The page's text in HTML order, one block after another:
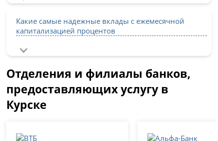
Какие самые надежные вклады с ежемесячной
капитализацией процентов
Отделения и филиалы банков,
предоставляющих услугу в
Курске